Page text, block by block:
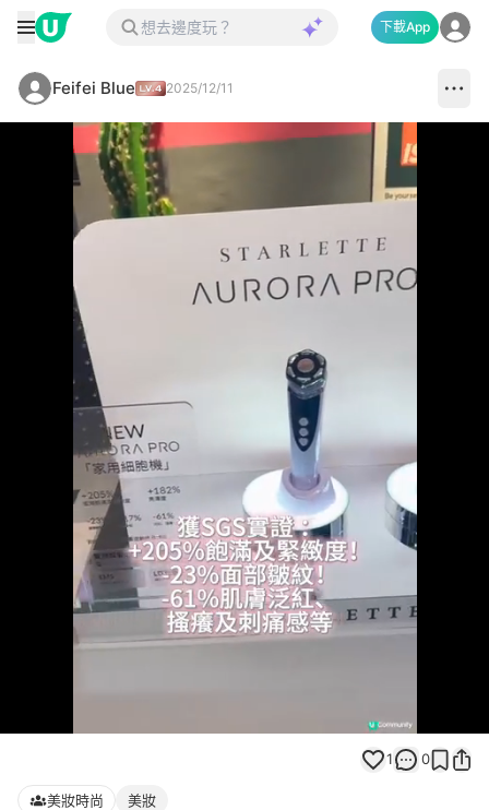
下載App
Feifei Blue 2025/12/11
100.00%
1 0
美妝時尚 美妝